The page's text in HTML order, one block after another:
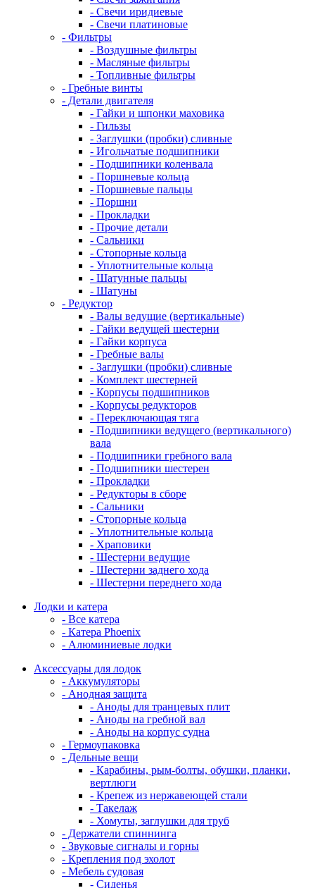
- Свечи иридиевые
- Свечи платиновые
- Фильтры
- Воздушные фильтры
- Масляные фильтры
- Топливные фильтры
- Гребные винты
- Детали двигателя
- Гайки и шпонки маховика
- Гильзы
- Заглушки (пробки) сливные
- Игольчатые подшипники
- Подшипники коленвала
- Поршневые кольца
- Поршневые пальцы
- Поршни
- Прокладки
- Прочие детали
- Сальники
- Стопорные кольца
- Уплотнительные кольца
- Шатунные пальцы
- Шатуны
- Редуктор
- Валы ведущие (вертикальные)
- Гайки ведущей шестерни
- Гайки корпуса
- Гребные валы
- Заглушки (пробки) сливные
- Комплект шестерней
- Корпусы подшипников
- Корпусы редукторов
- Переключающая тяга
- Подшипники ведущего (вертикального)
вала
- Подшипники гребного вала
- Подшипники шестерен
- Прокладки
- Редукторы в сборе
- Сальники
- Стопорные кольца
- Уплотнительные кольца
- Храповики
- Шестерни ведущие
- Шестерни заднего хода
- Шестерни переднего хода
Лодки и катера
- Все катера
- Катера Phoenix
- Алюминиевые лодки
Аксессуары для лодок
- Аккумуляторы
- Анодная защита
- Аноды для транцевых плит
- Аноды на гребной вал
- Аноды на корпус судна
- Гермоупаковка
- Дельные вещи
- Карабины, рым-болты, обушки, планки,
вертлюги
- Крепеж из нержавеющей стали
- Такелаж
- Хомуты, заглушки для труб
- Держатели спиннинга
- Звуковые сигналы и горны
- Крепления под эхолот
- Мебель судовая
- Сиденья